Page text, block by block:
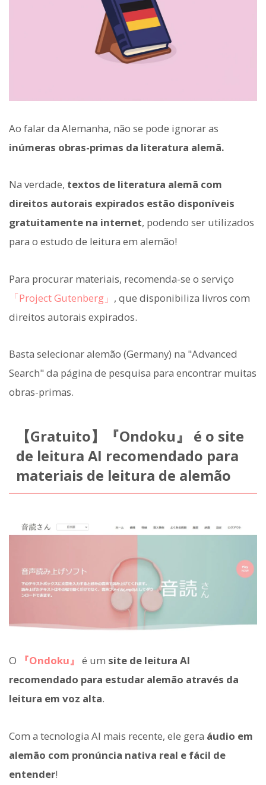
Ao falar da Alemanha, não se pode ignorar as
inúmeras obras-primas da literatura alemã.
Na verdade, textos de literatura alemã com
direitos autorais expirados estão disponíveis
gratuitamente na internet, podendo ser utilizados
para o estudo de leitura em alemão!
Para procurar materiais, recomenda-se o serviço
「Project Gutenberg」 , que disponibiliza livros com
direitos autorais expirados.
Basta selecionar alemão (Germany) na "Advanced
Search" da página de pesquisa para encontrar muitas
obras-primas.
【Gratuito】『Ondoku』 é o site
de leitura AI recomendado para
materiais de leitura de alemão
O 『Ondoku』 é um site de leitura AI
recomendado para estudar alemão através da
leitura em voz alta.
Com a tecnologia AI mais recente, ele gera áudio em
alemão com pronúncia nativa real e fácil de
entender!